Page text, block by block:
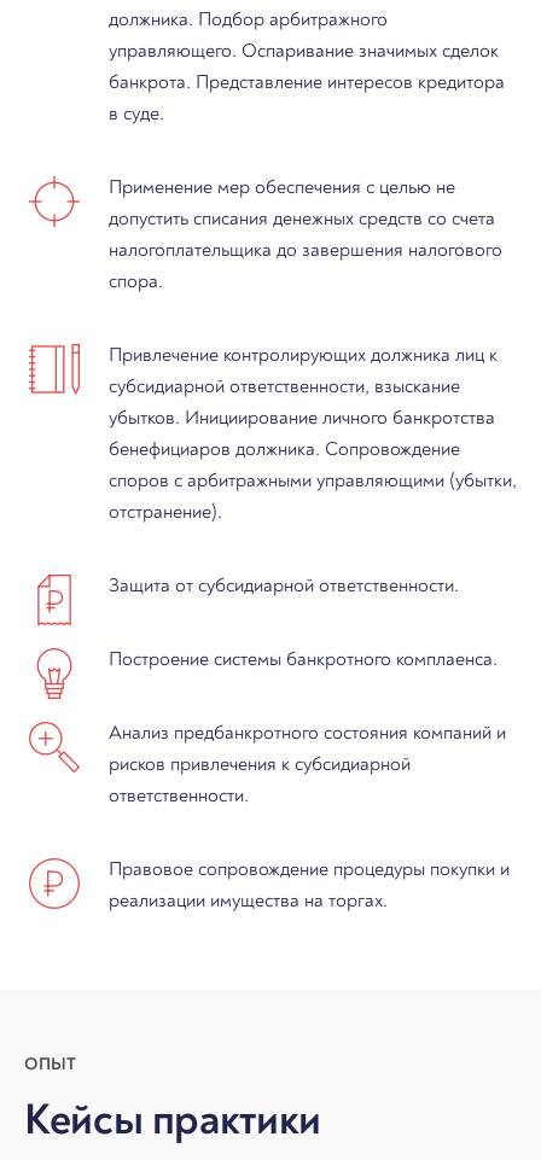
должника. Подбор арбитражного
управляющего. Оспаривание значимых сделок
банкрота. Представление интересов кредитора
в суде.
Применение мер обеспечения с целью не
допустить списания денежных средств со счета
налогоплательщика до завершения налогового
спора.
Привлечение контролирующих должника лиц к
субсидиарной ответственности, взыскание
убытков. Инициирование личного банкротства
бенефициаров должника. Сопровождение
споров с арбитражными управляющими (убытки,
отстранение).
Защита от субсидиарной ответственности.
Построение системы банкротного комплаенса.
Анализ предбанкротного состояния компаний и
рисков привлечения к субсидиарной
ответственности.
Правовое сопровождение процедуры покупки и
реализации имущества на торгах.
ОПЫТ
Кейсы практики